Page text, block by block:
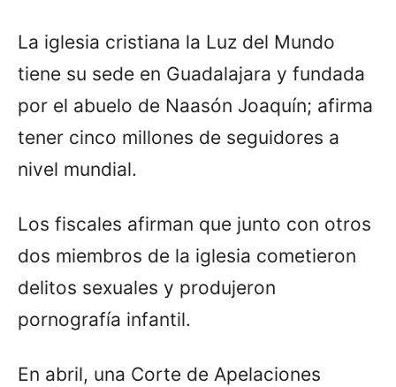
La iglesia cristiana la Luz del Mundo
tiene su sede en Guadalajara y fundada
por el abuelo de Naasón Joaquín; afirma
tener cinco millones de seguidores a
nivel mundial.
Los fiscales afirman que junto con otros
dos miembros de la iglesia cometieron
delitos sexuales y produjeron
pornografía infantil.
En abril, una Corte de Apelaciones